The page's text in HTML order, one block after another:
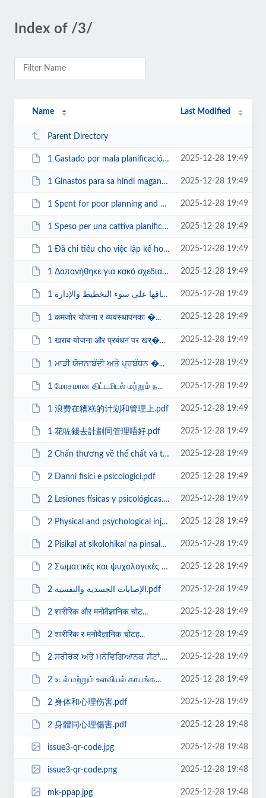
Index of /3/
Name Last Modified
Parent Directory
1 Gastado por mala planificación y gestión.pdf 2025-12-28 19:49
1 Ginastos para sa hindi magandang pagpaplano at pamamahala.pdf 2025-12-28 19:49
1 Spent for poor planning and management.pdf 2025-12-28 19:49
1 Speso per una cattiva pianificazione e gestione.pdf 2025-12-28 19:49
1 Đã chi tiêu cho việc lập kế hoạch và quản lý kém.pdf 2025-12-28 19:49
1 Δαπανήθηκε για κακό σχεδιασμό και διαχεί... 2025-12-28 19:49
1 تم إنفاقها على سوء التخطيط والإدارة.pdf
2025-12-28 19:49
1 कमजोर योजना र व्यवस्थापनका �... 2025-12-28 19:49
1 खराब योजना और प्रबंधन पर खर्�... 2025-12-28 19:49
1 ਮਾੜੀ ਯੋਜਨਾਬੰਦੀ ਅਤੇ ਪ੍ਰਬੰਧਨ �... 2025-12-28 19:49
1 மோசமான திட்டமிடல் மற்றும் ந... 2025-12-28 19:49
1 浪费在糟糕的计划和管理上.pdf 2025-12-28 19:49
1 花咗錢去計劃同管理唔好.pdf 2025-12-28 19:49
2 Chấn thương về thể chất và tâm lý.pdf 2025-12-28 19:49
2 Danni fisici e psicologici.pdf 2025-12-28 19:49
2 Lesiones físicas y psicológicas.pdf 2025-12-28 19:49
2 Physical and psychological injuries.pdf 2025-12-28 19:49
2 Pisikal at sikolohikal na pinsala.pdf 2025-12-28 19:49
2 Σωματικές και ψυχολογικές βλάβες.pdf 2025-12-28 19:49
2 الإصابات الجسدية والنفسية.pdf 2025-12-28 19:49
2 शारीरिक और मनोवैज्ञानिक चोट... 2025-12-28 19:49
2 शारीरिक र मनोवैज्ञानिक चोटह... 2025-12-28 19:49
2 ਸਰੀਰਕ ਅਤੇ ਮਨੋਵਿਗਿਆਨਕ ਸੱਟਾਂ.pdf 2025-12-28 19:49
2 உடல் மற்றும் உளவியல் காயங்க... 2025-12-28 19:49
2 身体和心理伤害.pdf 2025-12-28 19:49
2 身體同心理傷害.pdf 2025-12-28 19:48
issue3-qr-code.jpg 2025-12-28 19:48
issue3-qr-code.png 2025-12-28 19:48
mk-ppap.jpg 2025-12-28 19:48